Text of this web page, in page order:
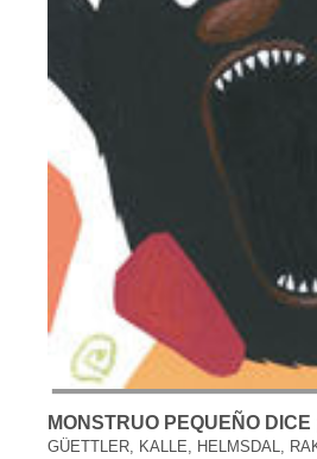
MONSTRUO PEQUEÑO DICE
GÜETTLER, KALLE, HELMSDAL,